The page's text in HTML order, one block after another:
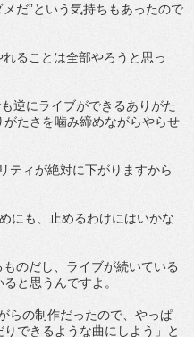
だ”という気持ちもあったので
ることは全部やろうと思っ
逆にライブができるありがた
たさを噛み締めながらやらせ
ティが絶対に下がりますから
にも、止めるわけにはいかな
のだし、ライブが続いている
と思うんですよ。
らの制作だったので、やっぱ
できるような曲にしよう」と